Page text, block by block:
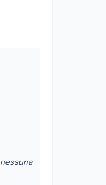
nessuna